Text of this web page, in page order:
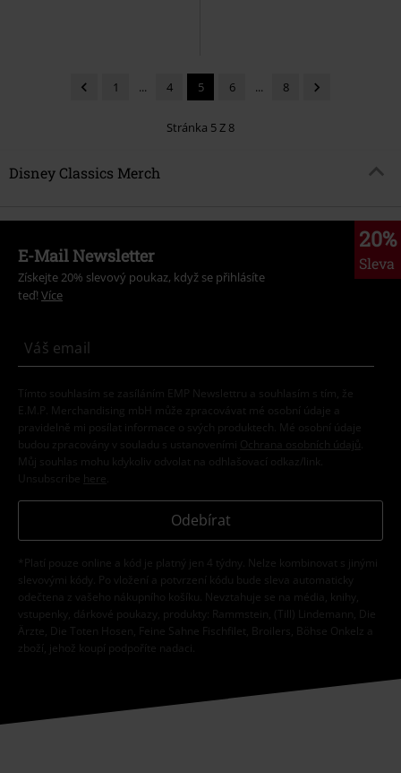
1 ... 4 5 6 ... 8
Stránka 5 Z 8
Disney Classics Merch
20%
Sleva
E-Mail Newsletter
Získejte 20% slevový poukaz, když se přihlásíte
teď! Více
Tímto souhlasím se zasíláním EMP Newslettru a souhlasím s tím, že
E.M.P. Merchandising mbH může zpracovávat mé osobní údaje a
pravidelně mi posílat informace o svých produktech. Mé osobní údaje
budou zpracovány v souladu s ustanoveními
Ochrana osobních údajů
Můj souhlas mohu kdykoliv odvolat na odhlašovací odkaz/link.
Unsubscribe here
Odebírat
*Platí pouze online a kód je platný jen 4 týdny. Nelze kombinovat s jinými
slevovými kódy. Po vložení a potvrzení kódu bude sleva automaticky
odečtena z vašeho nákupního košíku. Nevztahuje se na média, knihy,
vstupenky, dárkové poukazy, produkty: Rammstein, (Till) Lindemann, Die
Ärzte, Die Toten Hosen, Feine Sahne Fischfilet, Broilers, Böhse Onkelz a
zboží, jehož koupí podpoříte nadaci.